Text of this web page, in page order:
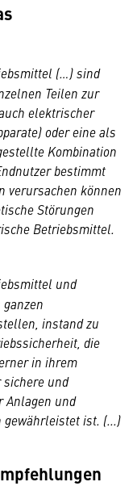
(…) sind
Teilen zur
elektrischer
oder eine als
Kombination
bestimmt
verursachen können
Störungen
Betriebsmittel.
und
instand zu
die
in ihrem
sichere und
Anlagen und
ist. (...)